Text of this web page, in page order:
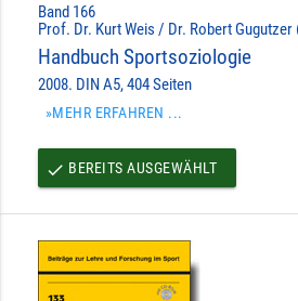
Band 166
Prof. Dr. Kurt Weis / Dr. Robert Gugutzer
Handbuch Sportsoziologie
2008. DIN A5, 404 Seiten
»MEHR ERFAHREN ...
done BEREITS AUSGEWÄHLT